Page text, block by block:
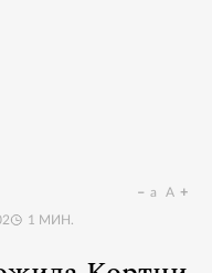
1 МИН.
a A